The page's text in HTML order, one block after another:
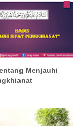
Menjauhi